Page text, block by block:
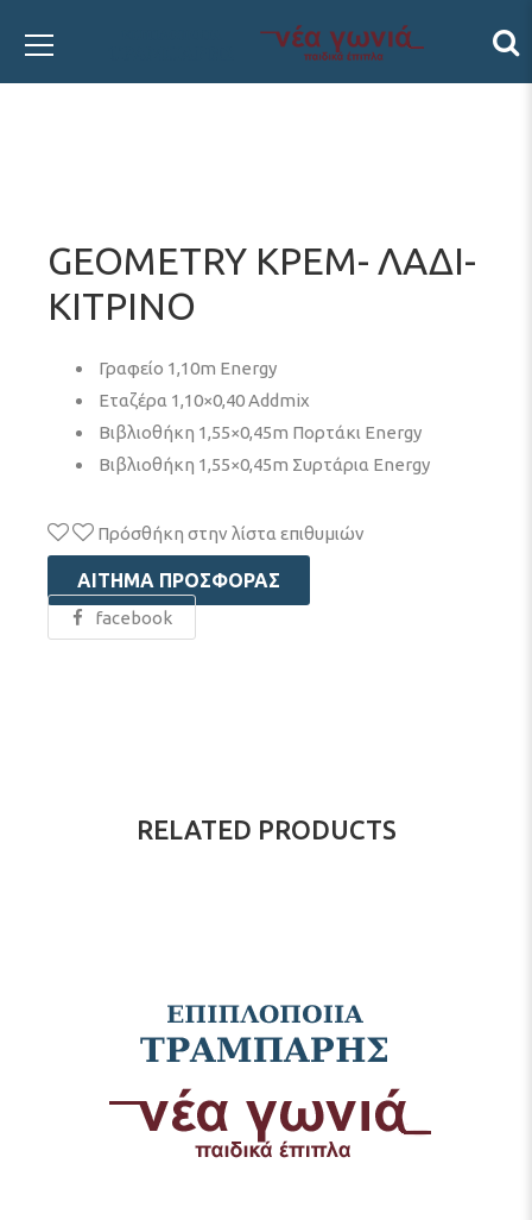
GEOMETRY ΚΡΕΜ- ΛΑΔΙ-
ΚΙΤΡΙΝΟ
Γραφείο 1,10m Energy
Εταζέρα 1,10×0,40 Addmix
Βιβλιοθήκη 1,55×0,45m Πορτάκι Energy
Βιβλιοθήκη 1,55×0,45m Συρτάρια Energy
Πρόσθήκη στην λίστα επιθυμιών
ΑΊΤΗΜΑ ΠΡΟΣΦΟΡΆΣ
facebook
RELATED PRODUCTS